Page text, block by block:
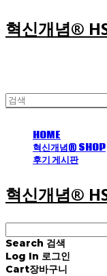
혁신개념®
HOME
혁신개념® SHOP
후기 게시판
혁신개념®
Search 검색
Log In 로그인
Cart장바구니